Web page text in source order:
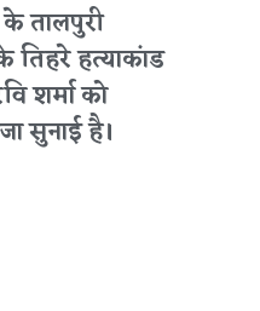
तालपुरी
हत्याकांड
शर्मा को
सुनाई है।